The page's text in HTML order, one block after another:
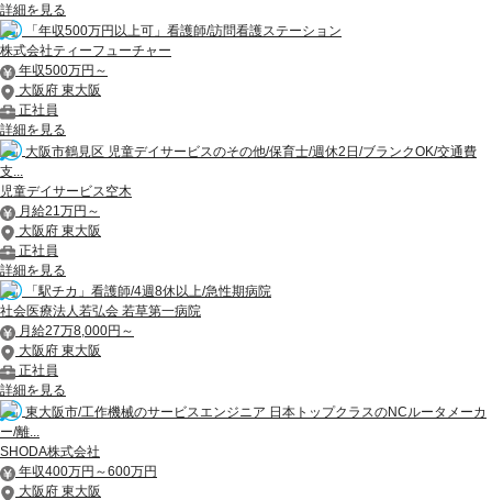
詳細を見る
「年収500万円以上可」看護師/訪問看護ステーション
株式会社ティーフューチャー
年収500万円～
大阪府 東大阪
正社員
詳細を見る
大阪市鶴見区 児童デイサービスのその他/保育士/週休2日/ブランクOK/交通費
支...
児童デイサービス空木
月給21万円～
大阪府 東大阪
正社員
詳細を見る
「駅チカ」看護師/4週8休以上/急性期病院
社会医療法人若弘会 若草第一病院
月給27万8,000円～
大阪府 東大阪
正社員
詳細を見る
東大阪市/工作機械のサービスエンジニア 日本トップクラスのNCルータメーカ
ー/離...
SHODA株式会社
年収400万円～600万円
大阪府 東大阪